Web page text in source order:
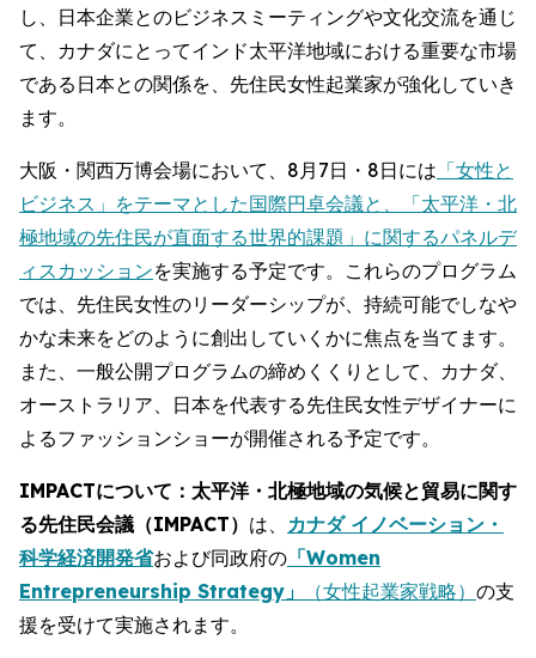
し、日本企業とのビジネスミーティングや文化交流を通じ
て、カナダにとってインド太平洋地域における重要な市場
である日本との関係を、先住民女性起業家が強化していき
ます。
大阪・関西万博会場において、8月7日・8日には 「女性と
ビジネス」をテーマとした国際円卓会議と、「太平洋・北
極地域の先住民が直面する世界的課題」に関するパネルデ
ィスカッションを実施する予定です。これらのプログラム
では、先住民女性のリーダーシップが、持続可能でしなや
かな未来をどのように創出していくかに焦点を当てます。
また、一般公開プログラムの締めくくりとして、カナダ、
オーストラリア、日本を代表する先住民女性デザイナーに
よるファッションショーが開催される予定です。
IMPACTについて：太平洋・北極地域の気候と貿易に関す
る先住民会議（IMPACT） は、 カナダ イノベーション・
科学経済開発省および同政府の 「Women
Entrepreneurship Strategy」
（女性起業家戦略） の支
援を受けて実施されます。